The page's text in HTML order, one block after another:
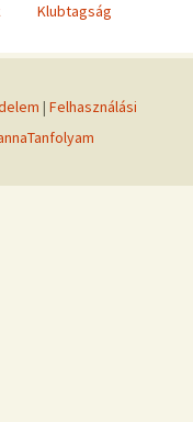
Klubtagság
| Felhasználási